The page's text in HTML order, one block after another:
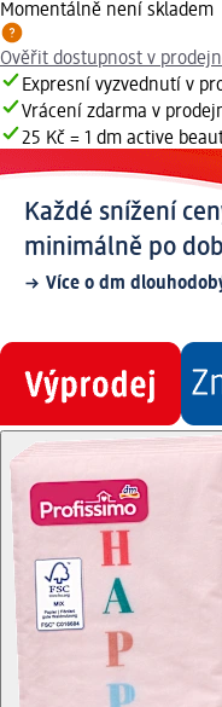
Momentálně není skladem
Ověřit dostupnost v
Expresní vyzvednutí v
Vrácení zdarma v
25 Kč = 1 dm active
Každé snížení
minimálně po
Více o dm